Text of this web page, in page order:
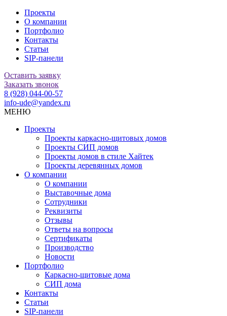
Проекты
О компании
Портфолио
Контакты
Статьи
SIP-панели
Оставить заявку
Заказать звонок
8 (928) 044-00-57
info-ude@yandex.ru
МЕНЮ
Проекты
Проекты каркасно-щитовых домов
Проекты СИП домов
Проекты домов в стиле Хайтек
Проекты деревянных домов
О компании
О компании
Выставочные дома
Сотрудники
Реквизиты
Отзывы
Ответы на вопросы
Сертификаты
Производство
Новости
Портфолио
Каркасно-щитовые дома
СИП дома
Контакты
Статьи
SIP-панели